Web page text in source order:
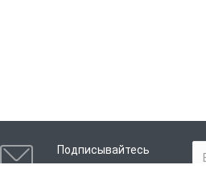
Подписывайтесь
на новости и акции: